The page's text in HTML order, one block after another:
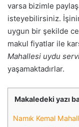
varsa bizimle
isteyebilirsiniz.
uygun bir şekilde
makul fiyatlar ile
Mahallesi uydu
yaşamaktadırlar.
Makaledeki yazı
Namık Kemal